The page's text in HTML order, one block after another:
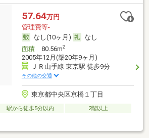
57.64万円
管理費等-
なし(10ヶ月)
なし
面積80.56m2
2005年12月(築20年9ヶ月)
ＪＲ山手線 東京駅 徒歩9分
その他の交通
東京都中央区京橋１丁目
駅から徒歩5分以内
2階以上